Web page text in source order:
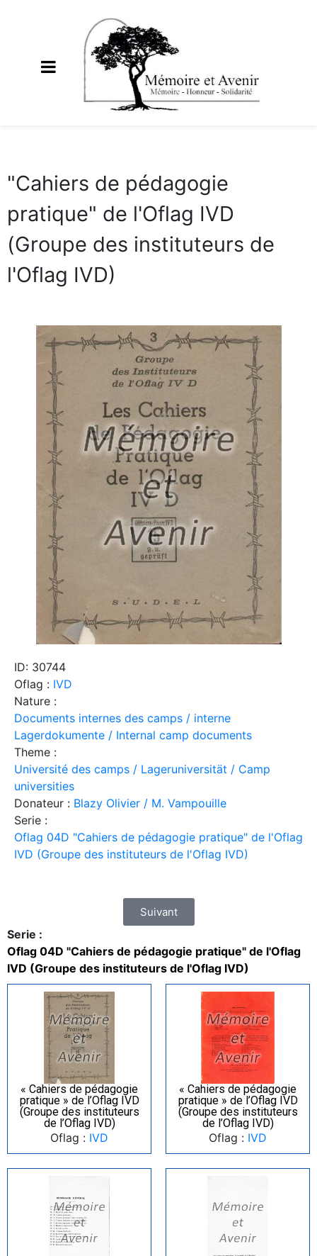
"Cahiers de pédagogie
pratique" de l'Oflag IVD
(Groupe des instituteurs de
l'Oflag IVD)
ID: 30744
Oflag : IVD
Nature :
Documents internes des camps / interne
Lagerdokumente / Internal camp documents
Theme :
Université des camps / Lageruniversität / Camp
universities
Donateur : Blazy Olivier / M. Vampouille
Serie :
Oflag 04D "Cahiers de pédagogie pratique" de l'Oflag
IVD (Groupe des instituteurs de l'Oflag IVD)
Suivant
Serie :
Oflag 04D "Cahiers de pédagogie pratique" de l'Oflag
IVD (Groupe des instituteurs de l'Oflag IVD)
« Cahiers de pédagogie
pratique » de l’Oflag IVD
(Groupe des instituteurs
de l’Oflag IVD)
Oflag : IVD
« Cahiers de pédagogie
pratique » de l’Oflag IVD
(Groupe des instituteurs
de l’Oflag IVD)
Oflag : IVD